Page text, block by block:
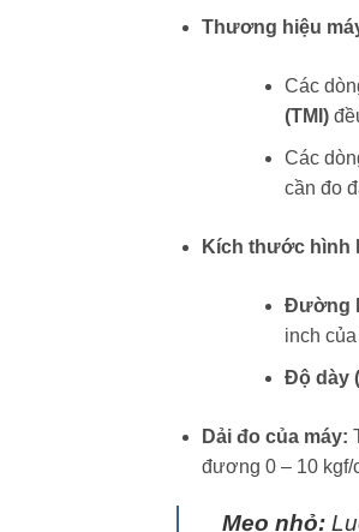
Thương hiệu
Các
(TMI)
Các
cần đo
Kích thước hình
Đường
inch của
Độ dày
Dải đo của máy:
đương 0 – 10 kgf/
Mẹo nhỏ: